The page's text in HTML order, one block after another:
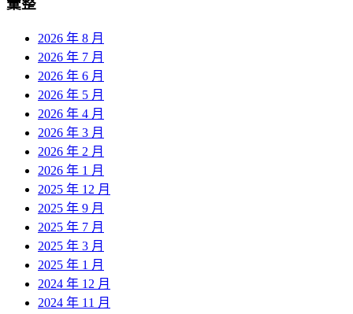
彙整
2026 年 8 月
2026 年 7 月
2026 年 6 月
2026 年 5 月
2026 年 4 月
2026 年 3 月
2026 年 2 月
2026 年 1 月
2025 年 12 月
2025 年 9 月
2025 年 7 月
2025 年 3 月
2025 年 1 月
2024 年 12 月
2024 年 11 月